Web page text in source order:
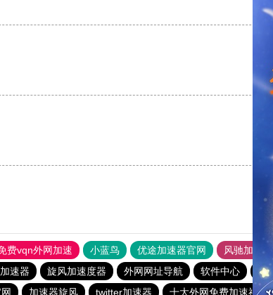
费vqn外网加速 小蓝鸟 优途加速器官网 风驰加速器
速器 旋风加速度器 外网网址导航 软件中心 雷
加速器旋风 twitter加速器 十大外网免费加速神器